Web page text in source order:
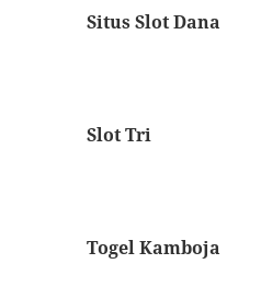
Situs Slot Dana
Slot Tri
Togel Kamboja